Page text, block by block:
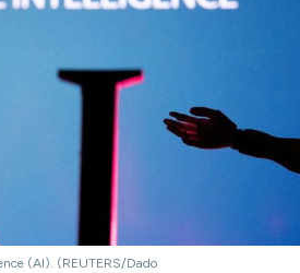
(AI). (REUTERS/Dado